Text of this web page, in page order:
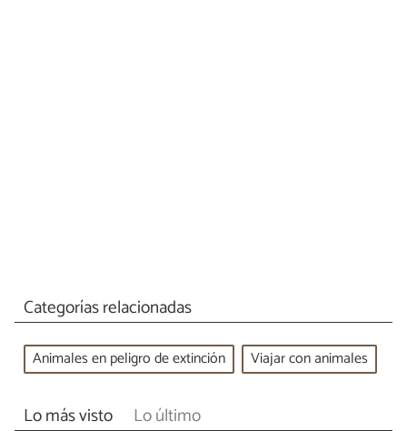
Categorías relacionadas
Animales en peligro de extinción Viajar con animales
Lo más visto Lo último